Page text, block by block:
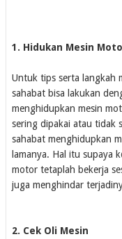
1. Hidukan Mesin
Untuk tips serta langkah
sahabat bisa lakukan
menghidupkan mesin
sering dipakai atau tidak
sahabat menghidupkan
lamanya. Hal itu supaya
motor tetaplah bekerja
juga menghindar
2. Cek Oli Mesin